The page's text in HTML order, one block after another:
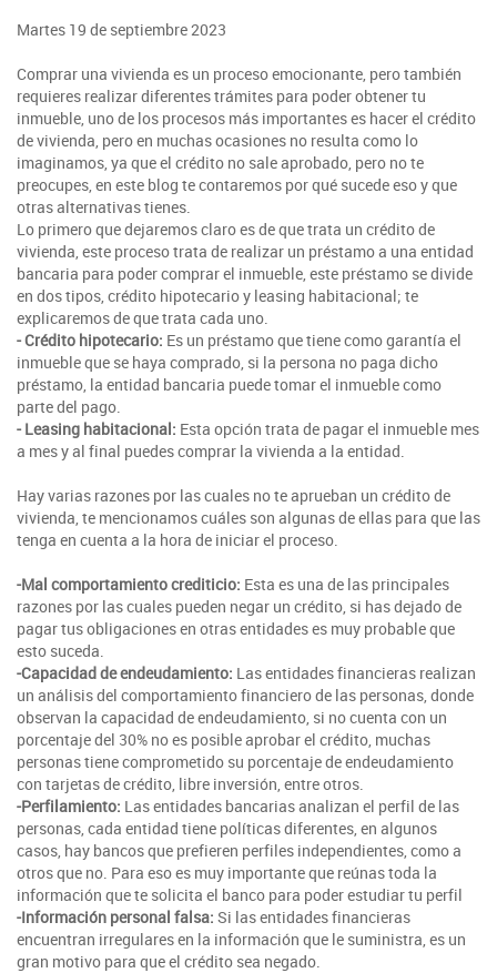
Martes 19 de septiembre 2023
Comprar una vivienda es un proceso emocionante, pero también
requieres realizar diferentes trámites para poder obtener tu
inmueble, uno de los procesos más importantes es hacer el crédito
de vivienda, pero en muchas ocasiones no resulta como lo
imaginamos, ya que el crédito no sale aprobado, pero no te
preocupes, en este blog te contaremos por qué sucede eso y que
otras alternativas tienes.
Lo primero que dejaremos claro es de que trata un crédito de
vivienda, este proceso trata de realizar un préstamo a una entidad
bancaria para poder comprar el inmueble, este préstamo se divide
en dos tipos, crédito hipotecario y leasing habitacional; te
explicaremos de que trata cada uno.
- Crédito hipotecario: Es un préstamo que tiene como garantía el
inmueble que se haya comprado, si la persona no paga dicho
préstamo, la entidad bancaria puede tomar el inmueble como
parte del pago.
- Leasing habitacional: Esta opción trata de pagar el inmueble mes
a mes y al final puedes comprar la vivienda a la entidad.
Hay varias razones por las cuales no te aprueban un crédito de
vivienda, te mencionamos cuáles son algunas de ellas para que las
tenga en cuenta a la hora de iniciar el proceso.
-Mal comportamiento crediticio: Esta es una de las principales
razones por las cuales pueden negar un crédito, si has dejado de
pagar tus obligaciones en otras entidades es muy probable que
esto suceda.
-Capacidad de endeudamiento: Las entidades financieras realizan
un análisis del comportamiento financiero de las personas, donde
observan la capacidad de endeudamiento, si no cuenta con un
porcentaje del 30% no es posible aprobar el crédito, muchas
personas tiene comprometido su porcentaje de endeudamiento
con tarjetas de crédito, libre inversión, entre otros.
-Perfilamiento: Las entidades bancarias analizan el perfil de las
personas, cada entidad tiene políticas diferentes, en algunos
casos, hay bancos que prefieren perfiles independientes, como a
otros que no. Para eso es muy importante que reúnas toda la
información que te solicita el banco para poder estudiar tu perfil
-Información personal falsa: Si las entidades financieras
encuentran irregulares en la información que le suministra, es un
gran motivo para que el crédito sea negado.